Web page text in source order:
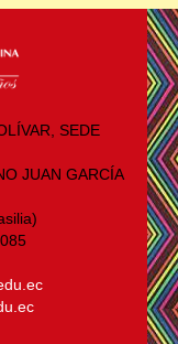
SEDE
JUAN GARCÍA